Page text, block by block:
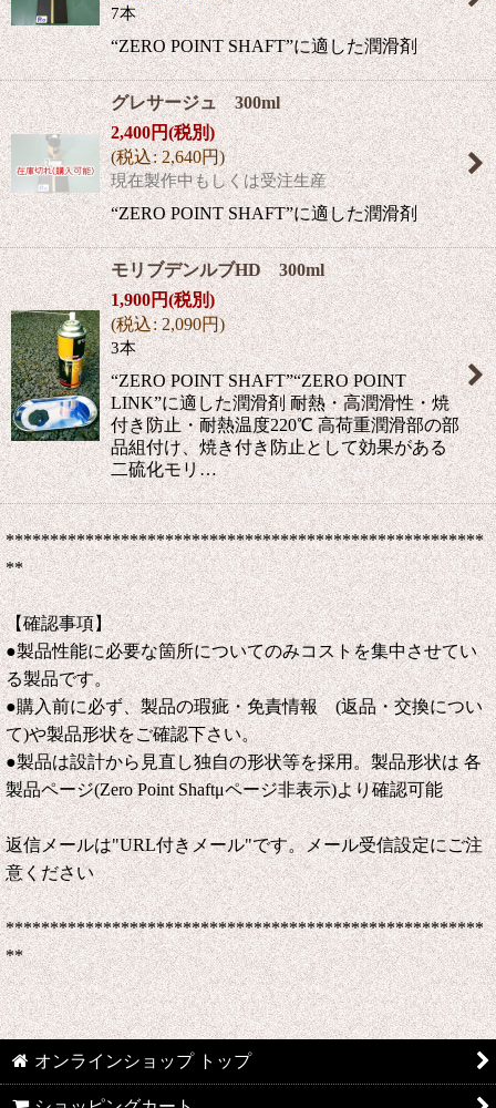
7本
“ZERO POINT SHAFT”に適した潤滑剤
グレサージュ 300ml
2,400円(税別)
(税込: 2,640円)
現在製作中もしくは受注生産
“ZERO POINT SHAFT”に適した潤滑剤
モリブデンルブHD 300ml
1,900円(税別)
(税込: 2,090円)
3本
“ZERO POINT SHAFT”“ZERO POINT
LINK”に適した潤滑剤 耐熱・高潤滑性・焼
付き防止・耐熱温度220℃ 高荷重潤滑部の部
品組付け、焼き付き防止として効果がある
二硫化モリ…
******************************************************
**
【確認事項】
●製品性能に必要な箇所についてのみコストを集中させてい
る製品です。
●購入前に必ず、製品の瑕疵・免責情報 (返品・交換につい
て)や製品形状をご確認下さい。
●製品は設計から見直し独自の形状等を採用。製品形状は 各
製品ページ(Zero Point Shaftμページ非表示)より確認可能
返信メールは"URL付きメール"です。メール受信設定にご注
意ください
******************************************************
**
オンラインショップ トップ